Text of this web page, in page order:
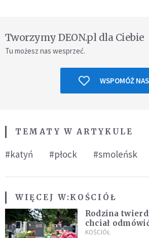
Tworzymy DEON.pl dla Ciebie
Tu możesz nas wesprzeć.
WSPOMÓŻ NAS
TEMATY W ARTYKULE
#katyń #płock #smoleńsk
WIĘCEJ W:KOŚCIÓŁ
Rodzina
chciał
zapowiada
KOŚCIÓŁ